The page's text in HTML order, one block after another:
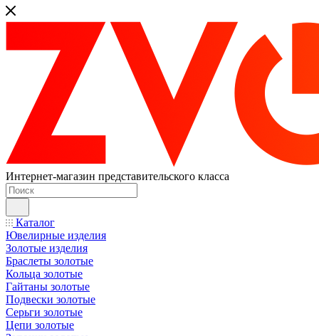
Интернет-магазин представительского класса
Каталог
Ювелирные изделия
Золотые изделия
Браслеты золотые
Кольца золотые
Гайтаны золотые
Подвески золотые
Серьги золотые
Цепи золотые